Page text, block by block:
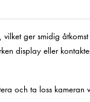
ger smidig
display eller
och ta loss kameran